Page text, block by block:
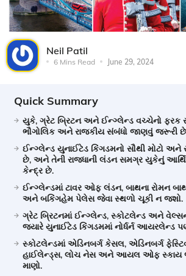
Neil Patil
6 Mins Read June 29, 2024
Quick Summary
યુકે, ગ્રેટ બ્રિટન અને ઈન્ગ્લેન્ડ વચ્ચેનો ફરક
ભૌગોલિક અને રાજકીય સંબંધો જાણવું જરૂરી
ઈન્ગ્લેન્ડ યુનાઈટેડ કિંગડમનો સૌથી મોટો અને
છે, અને તેની રાજધાની લંડન સમગ્ર યુકેનું
કેન્દ્ર છે.
ઈન્ગ્લેન્ડમાં ટાવર ઓફ લંડન, બાથના રોમન
અને બકિંગહેમ પેલેસ જેવા સ્થળો ચૂકી ન જશો.
ગ્રેટ બ્રિટનમાં ઈન્ગ્લેન્ડ, સ્કોટલેન્ડ અને
જ્યારે યુનાઈટેડ કિંગડમમાં નોર્ધર્ન આયરલેન્ડ
સ્કોટલેન્ડમાં એડિનબર્ગ કેસલ, એડિનબર્ગ
હાઈલેન્ડ્સ, લોચ નેસ અને આયલ ઓફ સ્કાય
માણો.